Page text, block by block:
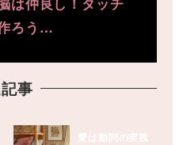
ろう…
事
愛は動詞の実践